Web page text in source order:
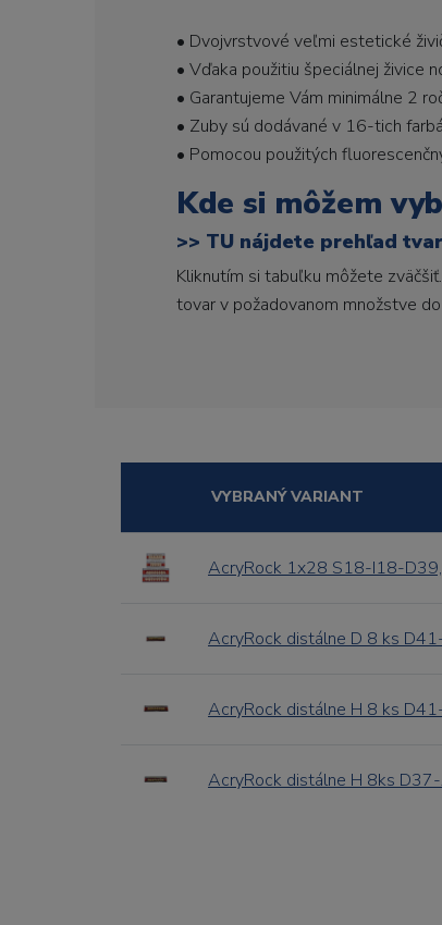
• Dvojvrstvové veľmi estetické
• Vďaka použitiu špeciálnej živice
• Garantujeme Vám minimálne 2
• Zuby sú dodávané v 16-tich
• Pomocou použitých
Kde si môžem
>> TU nájdete prehľad
Kliknutím si tabuľku môžete
tovar v požadovanom množstve
VYBRANÝ VARIANT
AcryRock 1x28 S18-I18-
AcryRock distálne D 8 ks
AcryRock distálne H 8 ks
AcryRock distálne H 8ks